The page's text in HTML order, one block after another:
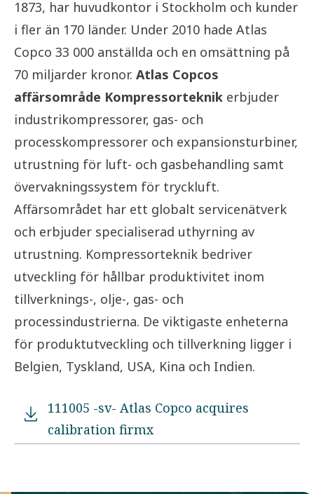
1873, har huvudkontor i Stockholm och kunder
i fler än 170 länder. Under 2010 hade Atlas
Copco 33 000 anställda och en omsättning på
70 miljarder kronor. Atlas Copcos
affärsområde Kompressorteknik erbjuder
industrikompressorer, gas- och
processkompressorer och expansionsturbiner,
utrustning för luft- och gasbehandling samt
övervakningssystem för tryckluft.
Affärsområdet har ett globalt servicenätverk
och erbjuder specialiserad uthyrning av
utrustning. Kompressorteknik bedriver
utveckling för hållbar produktivitet inom
tillverknings-, olje-, gas- och
processindustrierna. De viktigaste enheterna
för produktutveckling och tillverkning ligger i
Belgien, Tyskland, USA, Kina och Indien.
111005 -sv- Atlas Copco acquires
calibration firmx